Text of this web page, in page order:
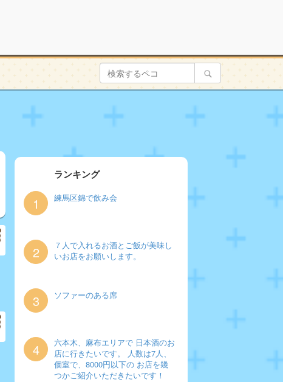
ランキング
1 練馬区錦で飲み会
2
７人で入れるお酒とご飯が美味し
いお店をお願いします。
3 ソファーのある席
4
六本木、麻布エリアで 日本酒のお
店に行きたいです。 人数は7人、
個室で、8000円以下の お店を幾
つかご紹介いただきたいです！